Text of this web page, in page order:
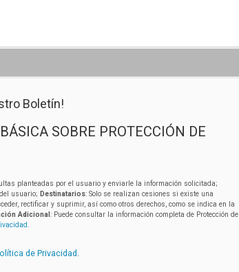
Boletín!
SOBRE PROTECCIÓN DE
planteadas por el usuario y enviarle la información solicitada;
usuario; Destinatarios: Solo se realizan cesiones si existe una
rectificar y suprimir, así como otros derechos, como se indica en la
Adicional : Puede consultar la información completa de Protección de
.
de Privacidad.